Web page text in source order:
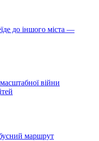
до іншого міста —
війни
маршрут